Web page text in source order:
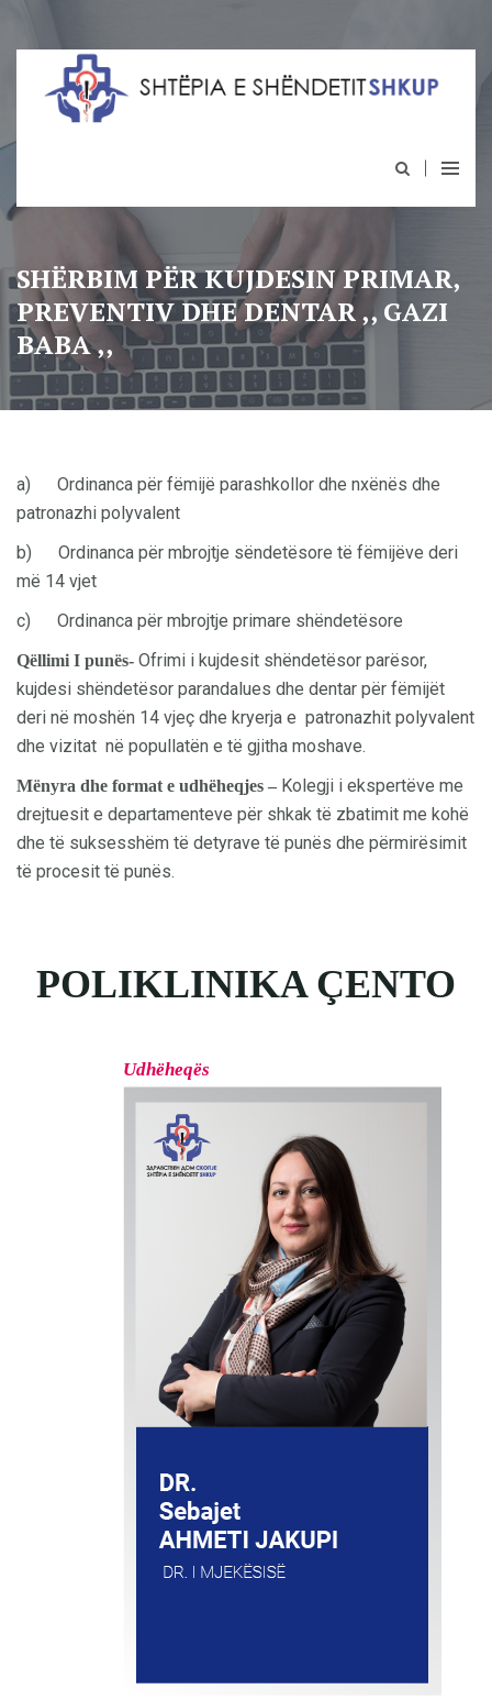
SHËRBIM PËR KUJDESIN PRIMAR,
PREVENTIV DHE DENTAR ,, GAZI
BABA ,,
a) Ordinanca për fëmijë parashkollor dhe nxënës dhe
patronazhi polyvalent
b) Ordinanca për mbrojtje sëndetësore të fëmijëve deri
më 14 vjet
c) Ordinanca për mbrojtje primare shëndetësore
Qëllimi I punës- Ofrimi i kujdesit shëndetësor parësor,
kujdesi shëndetësor parandalues dhe dentar për fëmijët
deri në moshën 14 vjeç dhe kryerja e patronazhit polyvalent
dhe vizitat në popullatën e të gjitha moshave.
Mënyra dhe format e udhëheqjes – Kolegji i ekspertëve me
drejtuesit e departamenteve për shkak të zbatimit me kohë
dhe të suksesshëm të detyrave të punës dhe përmirësimit
të procesit të punës.
POLIKLINIKA ÇENTO
Udhëheqës